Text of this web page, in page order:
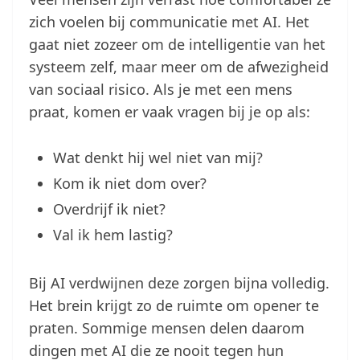
zich voelen bij communicatie met AI. Het
gaat niet zozeer om de intelligentie van het
systeem zelf, maar meer om de afwezigheid
van sociaal risico. Als je met een mens
praat, komen er vaak vragen bij je op als:
Wat denkt hij wel niet van mij?
Kom ik niet dom over?
Overdrijf ik niet?
Val ik hem lastig?
Bij AI verdwijnen deze zorgen bijna volledig.
Het brein krijgt zo de ruimte om opener te
praten. Sommige mensen delen daarom
dingen met AI die ze nooit tegen hun